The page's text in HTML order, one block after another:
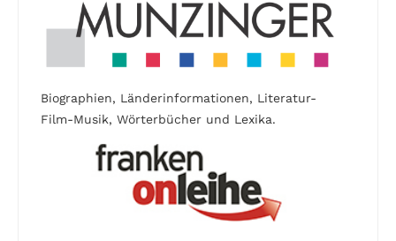
Biographien, Länderinformationen, Literatur-
Film-Musik, Wörterbücher und Lexika.